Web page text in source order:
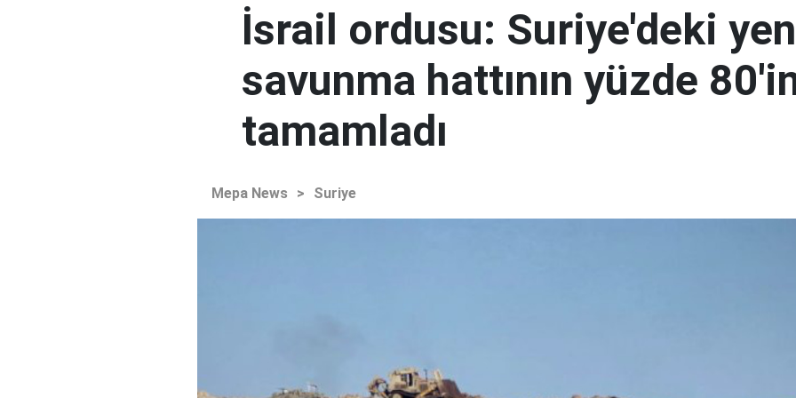
İsrail ordusu: Suriye'deki
savunma hattının yüzde
tamamladı
Mepa News > Suriye